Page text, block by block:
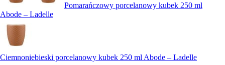
Pomarańczowy porcelanowy kubek 250 ml
Abode – Ladelle
Ciemnoniebieski porcelanowy kubek 250 ml Abode – Ladelle